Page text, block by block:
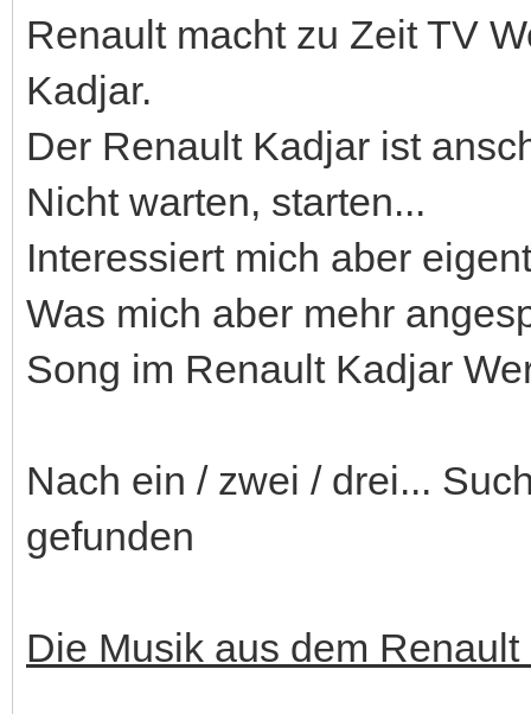
Renault macht zu Zeit TV
Kadjar.
Der Renault Kadjar ist
Nicht warten, starten...
Interessiert mich aber
Was mich aber mehr
Song im Renault Kadjar
Nach ein / zwei / drei...
gefunden
Die Musik aus dem